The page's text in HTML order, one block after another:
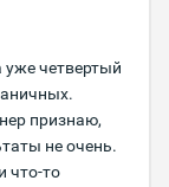
уже четвертый
признаю,
не очень.
что-то